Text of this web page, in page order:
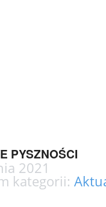
PYSZNOŚCI
2021
kategorii: